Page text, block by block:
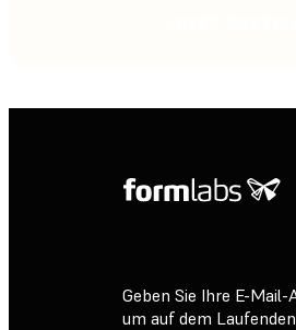
Geben Sie Ihre E-Mail-
um auf dem